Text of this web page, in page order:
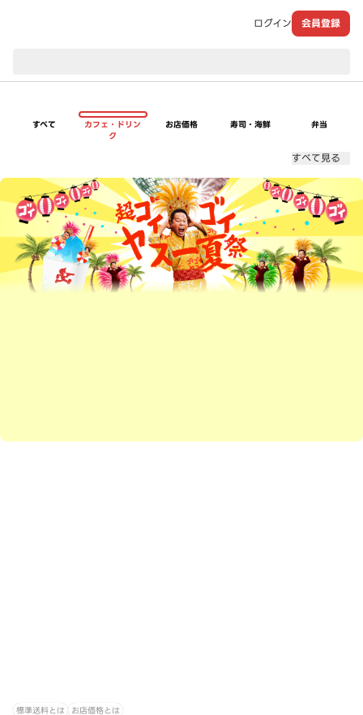
ログイン 会員登録
すべて
カフェ・ドリン
ク
お店価格 寿司・海鮮 弁当
すべて見る
超ゴイゴイヤスー夏祭
標準送料とは お店価格とは